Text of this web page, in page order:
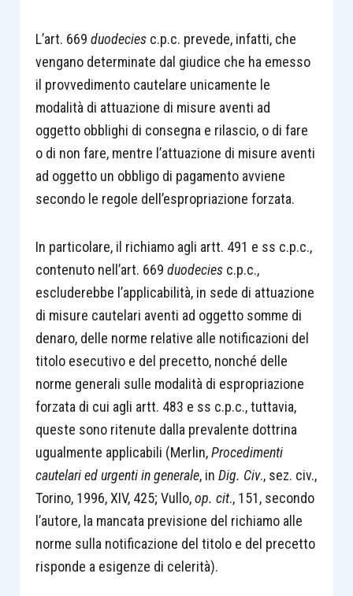
L’art. 669 duodecies c.p.c. prevede, infatti, che
vengano determinate dal giudice che ha emesso
il provvedimento cautelare unicamente le
modalità di attuazione di misure aventi ad
oggetto obblighi di consegna e rilascio, o di fare
o di non fare, mentre l’attuazione di misure aventi
ad oggetto un obbligo di pagamento avviene
secondo le regole dell’espropriazione forzata.
In particolare, il richiamo agli artt. 491 e ss c.p.c.,
contenuto nell’art. 669 duodecies c.p.c.,
escluderebbe l’applicabilità, in sede di attuazione
di misure cautelari aventi ad oggetto somme di
denaro, delle norme relative alle notificazioni del
titolo esecutivo e del precetto, nonché delle
norme generali sulle modalità di espropriazione
forzata di cui agli artt. 483 e ss c.p.c., tuttavia,
queste sono ritenute dalla prevalente dottrina
ugualmente applicabili (Merlin,Procedimenti
cautelari ed urgenti in generale, in Dig. Civ., sez. civ.,
Torino, 1996, XIV, 425; Vullo,op. cit., 151, secondo
l’autore, la mancata previsione del richiamo alle
norme sulla notificazione del titolo e del precetto
risponde a esigenze di celerità).